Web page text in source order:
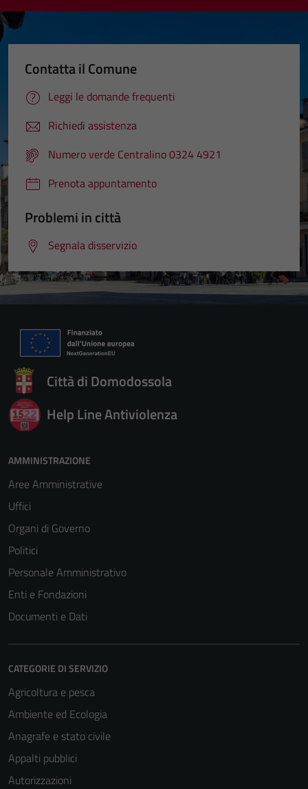
Contatta il Comune
Leggi le domande frequenti
Richiedi assistenza
Numero verde Centralino 0324 4921
Prenota appuntamento
Problemi in città
Segnala disservizio
Città di Domodossola
Help Line Antiviolenza
AMMINISTRAZIONE
Aree Amministrative
Uffici
Organi di Governo
Politici
Personale Amministrativo
Enti e Fondazioni
Documenti e Dati
CATEGORIE DI SERVIZIO
Agricoltura e pesca
Ambiente ed Ecologia
Anagrafe e stato civile
Appalti pubblici
Autorizzazioni